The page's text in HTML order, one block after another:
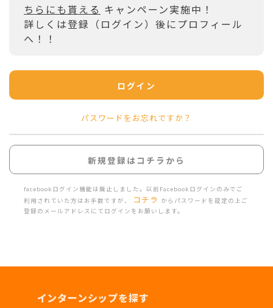
ちらにも貰える キャンペーン実施中！
詳しくは登録（ログイン）後にプロフィール
へ！！
ログイン
パスワードをお忘れですか？
新規登録はコチラから
facebookログイン機能は廃止しました。以前Facebookログインのみでご
利用されていた方はお手数ですが、
コチラ からパスワードを設定の上ご
登録のメールアドレスにてログインをお願いします。
インターンシップを探す